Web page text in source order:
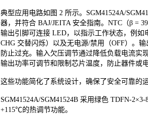
典型应用电路如图 2 所示。SGM41524A/
器，并符合 BAJ/JEITA 安全指南。NTC（β =
输出引脚可连接 LED，以指示工作状态，例如
CHG 交替闪烁）以及无电源/禁用（OFF）。
防止过充。输入欠压调节通过降低负载电流实
输出功率可调节和限制芯片温度，防止器件或
这些功能简化了系统设计，确保了安全可靠的
SGM41524A/SGM41524B 采用绿色 TDFN-
+115℃的热调节功能。